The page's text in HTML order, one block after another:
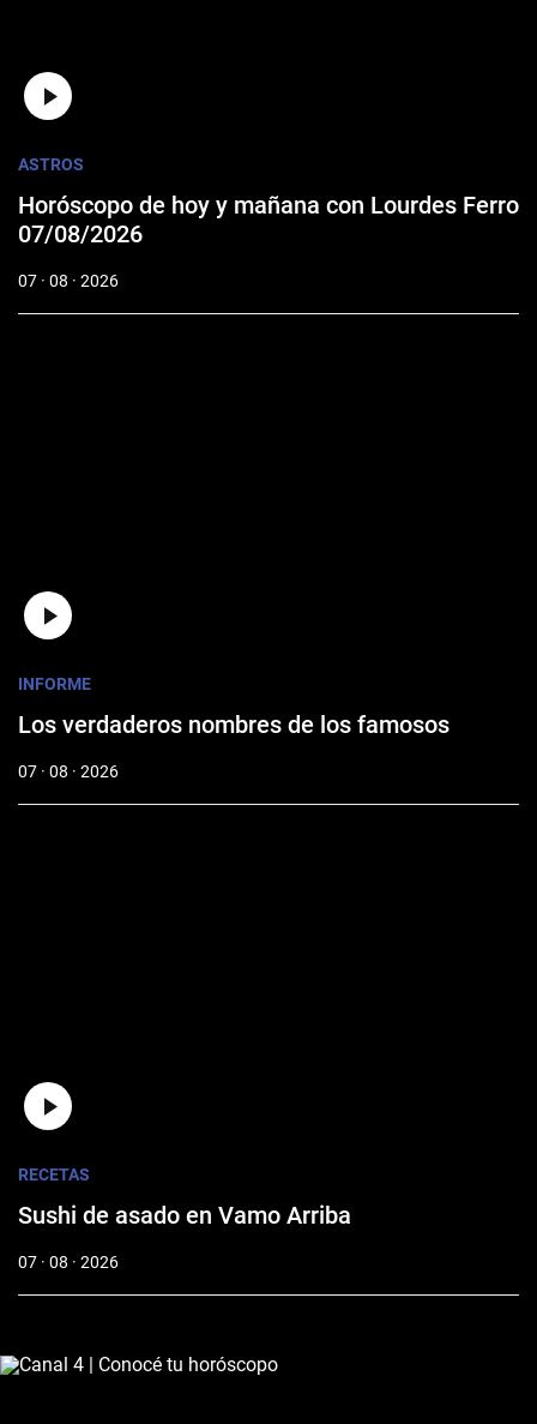
ASTROS
Horóscopo de hoy y mañana con Lourdes Ferro
07/08/2026
07 · 08 · 2026
INFORME
Los verdaderos nombres de los famosos
07 · 08 · 2026
RECETAS
Sushi de asado en Vamo Arriba
07 · 08 · 2026